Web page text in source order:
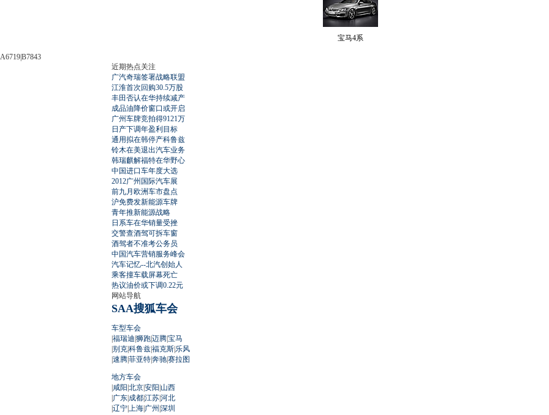
宝马4系
A6719|B7843
近期热点关注
广汽奇瑞签署战略联盟
江淮首次回购30.5万股
丰田否认在华持续减产
成品油降价窗口或开启
广州车牌竞拍得9121万
日产下调年盈利目标
通用拟在韩停产科鲁兹
铃木在美退出汽车业务
韩瑞麒解福特在华野心
中国进口车年度大选
2012广州国际汽车展
前九月欧洲车市盘点
沪免费发新能源车牌
青年推新能源战略
日系车在华销量受挫
交警查酒驾可拆车窗
酒驾者不准考公务员
中国汽车营销服务峰会
汽车记忆--北汽创始人
乘客撞车载屏幕死亡
热议油价或下调0.22元
网站导航
SAA搜狐车会
车型车会
|福瑞迪|狮跑|迈腾|宝马
|别克|科鲁兹|福克斯|乐风
|速腾|菲亚特|奔驰|赛拉图
地方车会
|咸阳|北京|安阳|山西
|广东|成都|江苏|河北
|辽宁| 上海|广州 |深圳